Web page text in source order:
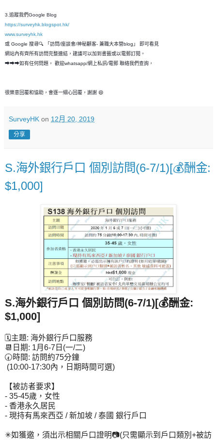
3.追蹤我們Google Blog
https://surveyhk.blogspot.hk/
www.surveyhk.hk
或 Google 搜尋🔍 「訪問/座談會/神秘顧客- 兼職大本營blog」 即可看見
網站內有齊所有訪問完整連結，建議可以加到書籤或以電郵訂閱。
➡➡➡如有任何問題， 歡迎whatsapp/網上私訊/電郵 聯絡我們查詢，
很樂意回覆和恊助，會逐一細心回覆，謝謝 😄
SurveyHK on 12月 20, 2019
分享
S.海外銀行戶口 個別訪問(6-7/1)[💰酬金:
$1,000]
S.海外銀行戶口 個別訪問(6-7/1)[💰酬金:
$1,000]
🗓主題: 海外銀行戶口服務
📆日期: 1月6-7日(一/二)
🕢時間: 訪問約75分鐘
(10:00-17:30內，日期時間可選)
【被訪者要求】
- 35-45歲，女性
- 香港永久居民
- 現持有馬來西亞 / 新加坡 / 泰國 銀行戶口
✳如獲邀，須出示相關戶口證明📷(只需顯示到戶口類別+被訪